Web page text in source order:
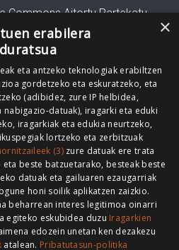
Commons Aitortu Partekatu
garatua
OHARRA PUBLIZITATEA
RSS
>
×
erabilera
eta antzeko teknologiak erabiltzen
gordetzeko eta eskuratzeko, eta
(adibidez, zure IP helbidea,
datuak), iragarki eta eduki
iragarkiak eta edukia neurtzeko,
lortzeko eta zerbitzuak
(3)zure datuak ere trata
beste batzuetarako, besteak beste
datuak eta gailuaren ezaugarriak
honi soilik aplikatzen zaizkio.
beharrean interes legitimoa oinarri
egiteko eskubidea duzu Iragarkien
edozein unetan ken dezakezu
atalean. Pribatutasun-politika